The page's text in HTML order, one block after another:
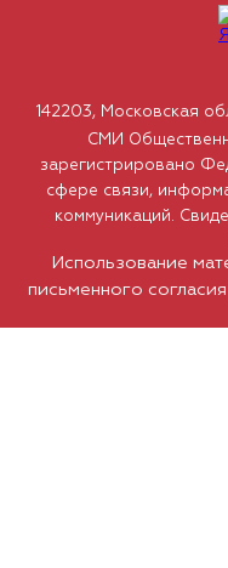
Использование
письменного
142203, Московская
СМИ
зарегистрировано
сфере связи,
коммуникаций.